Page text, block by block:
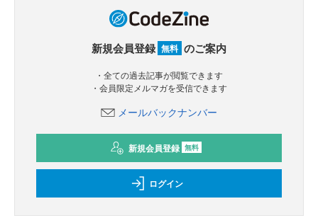
新規会員登録 無料 のご案内
・全ての過去記事が閲覧できます
・会員限定メルマガを受信できます
メールバックナンバー
新規会員登録 無料
ログイン